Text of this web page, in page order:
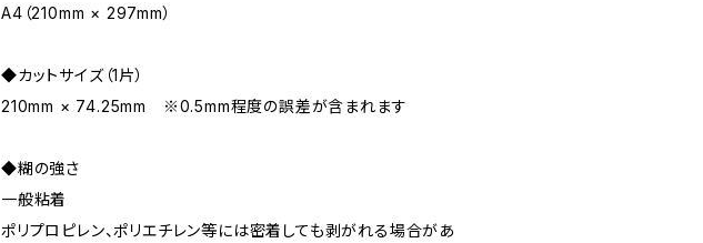
A4（210mm × 297mm）
◆カットサイズ（1片）
210mm × 74.25mm ※0.5mm程度の誤差が含まれます
◆糊の強さ
一般粘着
ポリプロピレン、ポリエチレン等には密着しても剥がれる場合があ